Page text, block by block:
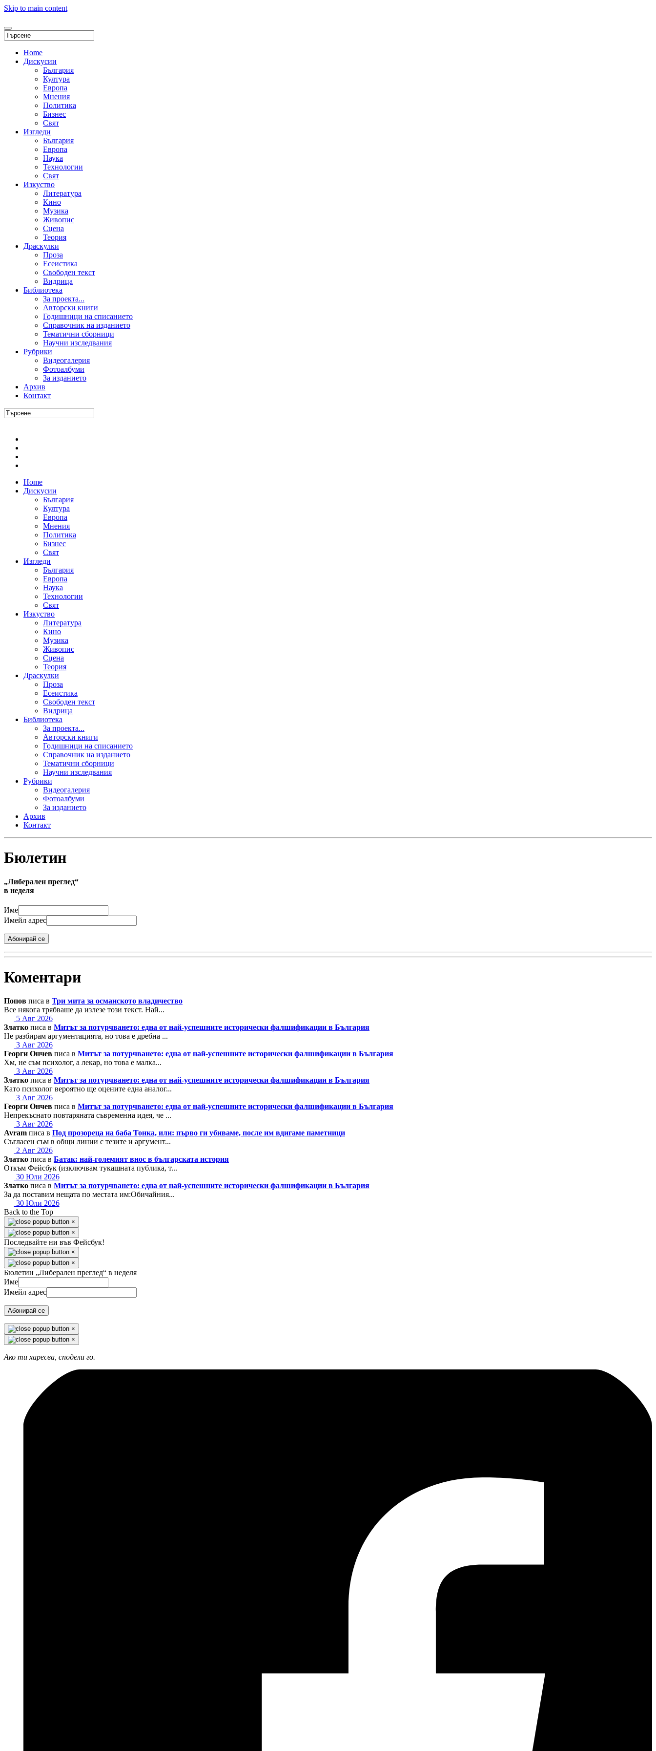
Skip to main content
Home
Дискусии
България
Култура
Европа
Мнения
Политика
Бизнес
Свят
Изгледи
България
Европа
Наука
Технологии
Свят
Изкуство
Литература
Кино
Музика
Живопис
Сцена
Теория
Драскулки
Проза
Есеистика
Свободен текст
Видрица
Библиотека
За проекта...
Авторски книги
Годишници на списанието
Справочник на изданието
Тематични сборници
Научни изследвания
Рубрики
Видеогалерия
Фотоалбуми
За изданието
Архив
Контакт
Home
Дискусии
България
Култура
Европа
Мнения
Политика
Бизнес
Свят
Изгледи
България
Европа
Наука
Технологии
Свят
Изкуство
Литература
Кино
Музика
Живопис
Сцена
Теория
Драскулки
Проза
Есеистика
Свободен текст
Видрица
Библиотека
За проекта...
Авторски книги
Годишници на списанието
Справочник на изданието
Тематични сборници
Научни изследвания
Рубрики
Видеогалерия
Фотоалбуми
За изданието
Архив
Контакт
Бюлетин
„Либерален преглед“
в неделя
Име
Имейл адрес
Абонирай се
Коментари
Попов писа в Три мита за османското владичество
Все някога трябваше да излезе този текст. Най...
5 Авг 2026
Златко писа в Митът за потурчването: една от най-успешните исторически фалшификации в България
Не разбирам аргументацията, но това е дребна ...
3 Авг 2026
Георги Ончев писа в Митът за потурчването: една от най-успешните исторически фалшификации в България
Хм, не съм психолог, а лекар, но това е малка...
3 Авг 2026
Златко писа в Митът за потурчването: една от най-успешните исторически фалшификации в България
Като психолог вероятно ще оцените една аналог...
3 Авг 2026
Георги Ончев писа в Митът за потурчването: една от най-успешните исторически фалшификации в България
Непрекъснато повтаряната съвременна идея, че ...
3 Авг 2026
Avram писа в Под прозореца на баба Тонка, или: първо ги убиваме, после им вдигаме паметници
Съгласен съм в общи линии с тезите и аргумент...
2 Авг 2026
Златко писа в Батак: най-големият внос в българската история
Откъм Фейсбук (изключвам тукашната публика, т...
30 Юли 2026
Златко писа в Митът за потурчването: една от най-успешните исторически фалшификации в България
За да поставим нещата по местата им:Обичайния...
30 Юли 2026
Back to the Top
×
×
Последвайте ни във Фейсбук!
×
×
Бюлетин „Либерален преглед“ в неделя
Име
Имейл адрес
Абонирай се
×
×
Ако ти харесва, сподели го.